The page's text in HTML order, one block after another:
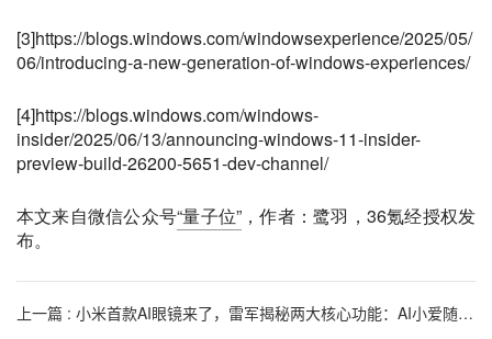
[3]https://blogs.windows.com/windowsexperience/2025/05/
06/introducing-a-new-generation-of-windows-experiences/
[4]https://blogs.windows.com/windows-
insider/2025/06/13/announcing-windows-11-insider-
preview-build-26200-5651-dev-channel/
本文来自微信公众号“量子位” ，作者：鹭羽，36氪经授权发
布。
上一篇 : 小米首款AI眼镜来了，雷军揭秘两大核心功能：AI小爱随时问，视频拍摄酷爆了